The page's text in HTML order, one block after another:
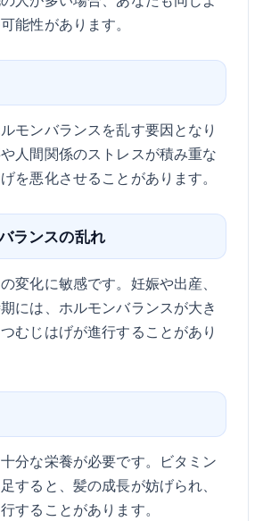
能性があります。
モンバランスを乱す要因となり
人間関係のストレスが積み重な
を悪化させることがあります。
ランスの乱れ
変化に敏感です。妊娠や出産、
には、ホルモンバランスが大き
むじはげが進行することがあり
分な栄養が必要です。ビタミン
すると、髪の成長が妨げられ、
することがあります。